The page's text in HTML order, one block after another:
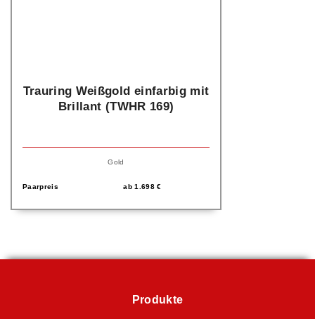
Trauring Weißgold einfarbig mit
Brillant (TWHR 169)
Gold
Paarpreis ab1.698€
Produkte